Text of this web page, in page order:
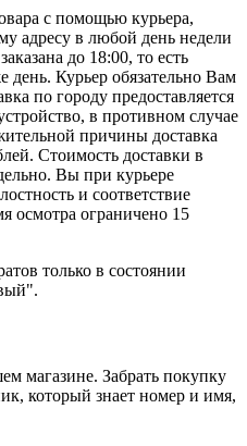
с помощью курьера,
адресу в любой день недели
до 18:00, то есть
день. Курьер обязательно Вам
по городу предоставляется
в противном случае
причины доставка
Стоимость доставки в
Вы при курьере
и соответствие
осмотра ограничено 15
только в состоянии
магазине. Забрать покупку
который знает номер и имя,